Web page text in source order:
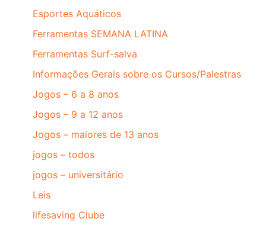
Esportes Aquáticos
Ferramentas SEMANA LATINA
Ferramentas Surf-salva
Informações Gerais sobre os Cursos/Palestras
Jogos – 6 a 8 anos
Jogos – 9 a 12 anos
Jogos – maiores de 13 anos
jogos – todos
jogos – universitário
Leis
lifesaving Clube